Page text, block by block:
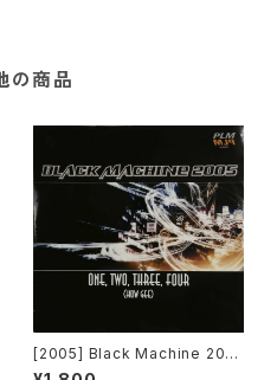
の商品
[2005] Black Machine 200
5 – One, Two, Three, Four